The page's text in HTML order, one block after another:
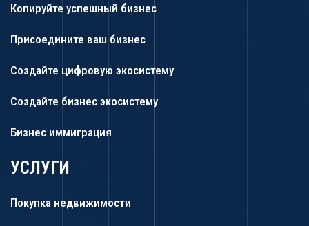
Копируйте успешный бизнес
Присоедините ваш бизнес
Создайте цифровую экосистему
Создайте бизнес экосистему
Бизнес иммиграция
УСЛУГИ
Покупка недвижимости